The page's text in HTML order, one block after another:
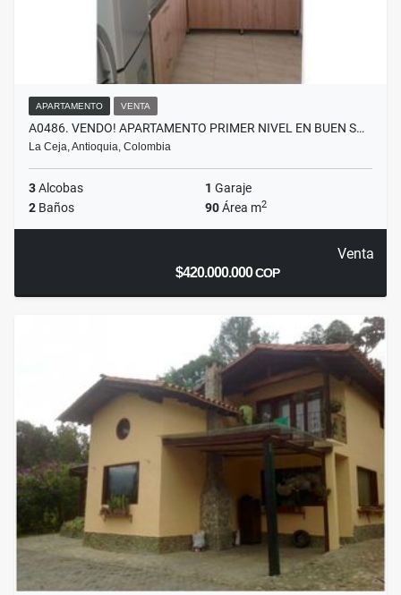
APARTAMENTO VENTA
A0486. VENDO! APARTAMENTO PRIMER NIVEL EN BUEN S…
La Ceja, Antioquia, Colombia
3Alcobas 1 Garaje
2 Baños 90Área m2
Venta
$420.000.000COP